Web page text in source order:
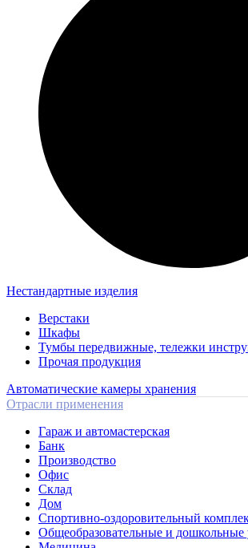
Нестандартные изделия
Верстаки
Шкафы
Тумбы передвижные, тележки
Прочая продукция
Автоматические камеры хранения
Отрасли применения
Гараж и автомастерская
Банк
Производство
Офис
Склад
Дом
Спортивно-оздоровительный
Общеобразовательные и дошкольные